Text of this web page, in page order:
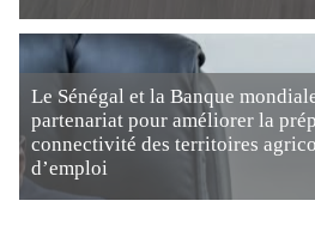
Le Sénégal et la Banque
partenariat pour améliorer la
connectivité des territoires
d’emploi